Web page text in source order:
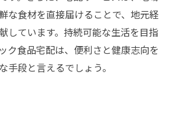
な食材を直接届けることで、地元経
しています。持続可能な生活を目指
ク食品宅配は、便利さと健康志向を
手段と言えるでしょう。